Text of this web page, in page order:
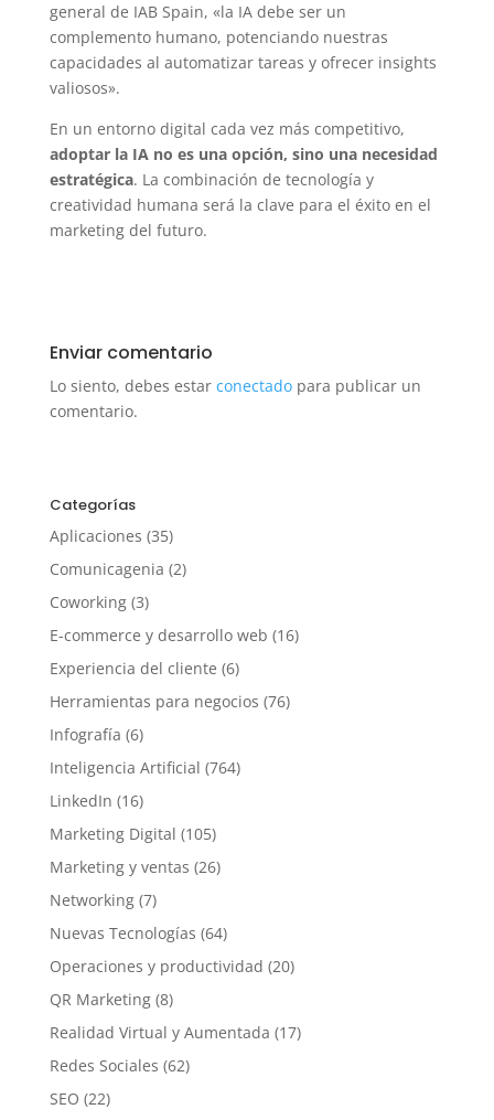
general de IAB Spain, «la IA debe ser un
complemento humano, potenciando nuestras
capacidades al automatizar tareas y ofrecer insights
valiosos».
En un entorno digital cada vez más competitivo,
adoptar la IA no es una opción, sino una necesidad
estratégica. La combinación de tecnología y
creatividad humana será la clave para el éxito en el
marketing del futuro.
Enviar comentario
Lo siento, debes estar conectadopara publicar un
comentario.
Categorías
Aplicaciones (35)
Comunicagenia (2)
Coworking(3)
E-commerce y desarrollo web (16)
Experiencia del cliente (6)
Herramientas para negocios (76)
Infografía (6)
Inteligencia Artificial (764)
LinkedIn (16)
Marketing Digital (105)
Marketing y ventas (26)
Networking(7)
Nuevas Tecnologías (64)
Operaciones y productividad (20)
QR Marketing(8)
Realidad Virtual y Aumentada (17)
Redes Sociales (62)
SEO (22)